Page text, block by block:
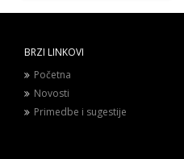
BRZI LINKOVI
Početna
Novosti
Primedbe i sugestije